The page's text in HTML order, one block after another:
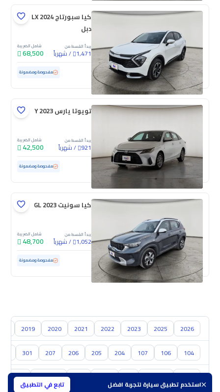
استخدم تطبيق سيارة لتجربة افضل تابع في التطبيق
كيا سبورتاج LX 2024
دبل
يبدأ القسط من
1,471
/شهرياً
شامل الضريبة
68,500
مستعملة 155,500 كم مفحوصة ومضمونة
تويوتا يارس Y 2023
يبدأ القسط من
921
/شهرياً
شامل الضريبة
42,500
مستعملة 92,750 كم مفحوصة ومضمونة
كيا سونيت GL 2023
يبدأ القسط من
1,052
/شهرياً
شامل الضريبة
48,700
مستعملة 93,170 كم مفحوصة ومضمونة
2026
2025
2023
2022
2021
2020
2019
104
106
107
204
205
206
207
301
سوزوكي هافال